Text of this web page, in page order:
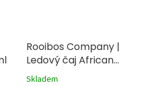
Rooibos Company |
Ledový čaj African
honeybush BIO 300ml
Skladem